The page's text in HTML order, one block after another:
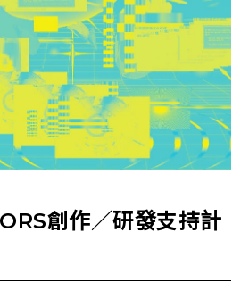
創作／研發支持計